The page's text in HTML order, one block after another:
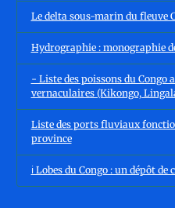
Le delta sous-marin du fleuve
Hydrographie : monographie
- Liste des poissons du Congo
vernaculaires (Kikongo,
Liste des ports fluviaux
province
ℹ️ Lobes du Congo : un dépôt